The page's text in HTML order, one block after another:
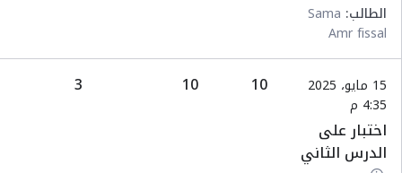
الطالب: Sama
Amr fissal
15 مايو، 2025
4:35 م
اختبار على
الدرس الثاني
10
10
3